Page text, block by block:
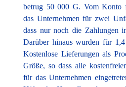
betrug 50 000 G. Vom Konto
das Unternehmen für zwei
dass nur noch die Zahlungen
Darüber hinaus wurden für
Kostenlose Lieferungen als
Größe, so dass alle
für das Unternehmen